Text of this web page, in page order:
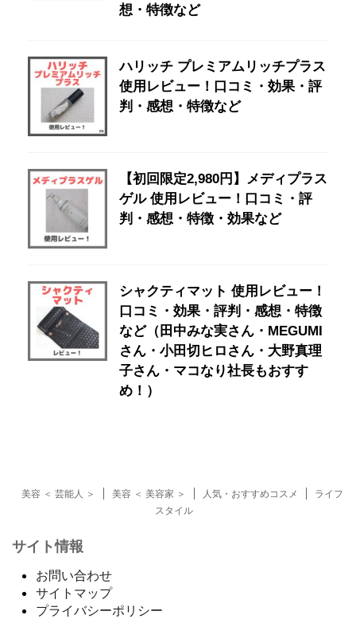
想・特徴など
ハリッチ プレミアムリッチプラス
使用レビュー！口コミ・効果・評
判・感想・特徴など
【初回限定2,980円】メディプラス
ゲル 使用レビュー！口コミ・評
判・感想・特徴・効果など
シャクティマット 使用レビュー！
口コミ・効果・評判・感想・特徴
など（田中みな実さん・MEGUMI
さん・小田切ヒロさん・大野真理
子さん・マコなり社長もおすす
め！）
美容 ＜ 芸能人 ＞ 美容 ＜ 美容家 ＞ 人気・おすすめコスメ
ライフ
スタイル
サイト情報
お問い合わせ
サイトマップ
プライバシーポリシー